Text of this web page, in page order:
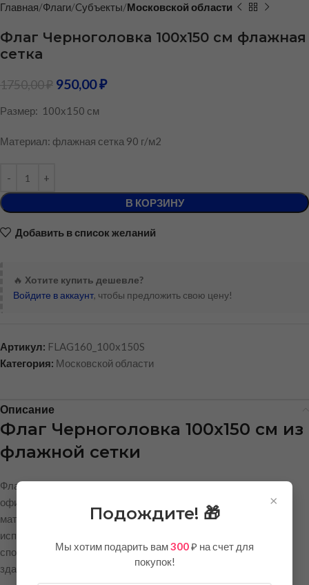
Главная Флаги Cубъекты Московской области
Флаг Черноголовка 100х150 см флажная
сетка
1750,00₽ 950,00₽
Размер: 100х150 см
Материал: флажная сетка 90 г/м2
В КОРЗИНУ
Добавить в список желаний
🔥 Хотите купить дешевле?
Войдите в аккаунт, чтобы предложить свою цену!
Артикул: FLAG160_100x150S
Категория: Московской области
Описание
Флаг Черноголовка 100х150 см из
флажной сетки
Флаг города Черноголовка размером 100х150 см — это
официальная символика, выполненная на качественном
материале премиум-класса. Флаг отлично подходит для
использования на городских мероприятиях, праздниках,
спортивных соревнованиях, в офисах, административных
зданиях и учебных учреждениях.
×
Подождите! 🎁
Мы хотим подарить вам300₽ на счет для
покупок!